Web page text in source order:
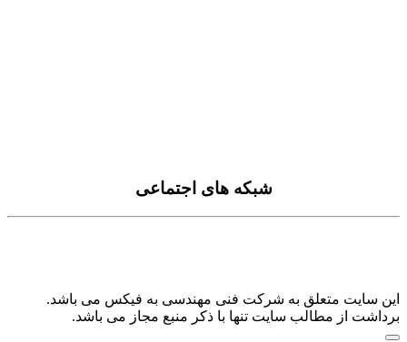
شبکه های اجتماعی
این سایت متعلق به شرکت فنی مهندسی به فیکس می باشد.
برداشت از مطالب سایت تنها با ذکر منبع مجاز می باشد.